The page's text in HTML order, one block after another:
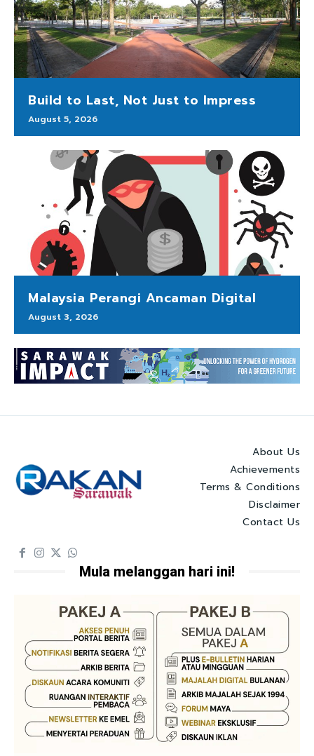
Build to Last, Not Just to Impress
August 5, 2026
Malaysia Perangi Ancaman Digital
August 3, 2026
About Us
Achievements
Terms & Conditions
Disclaimer
Contact Us
Mula melanggan hari ini!